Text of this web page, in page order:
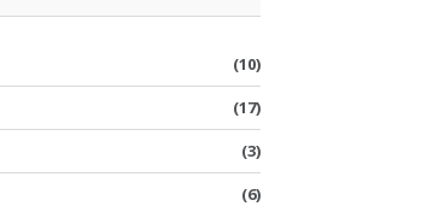
(10)
(17)
(3)
(6)